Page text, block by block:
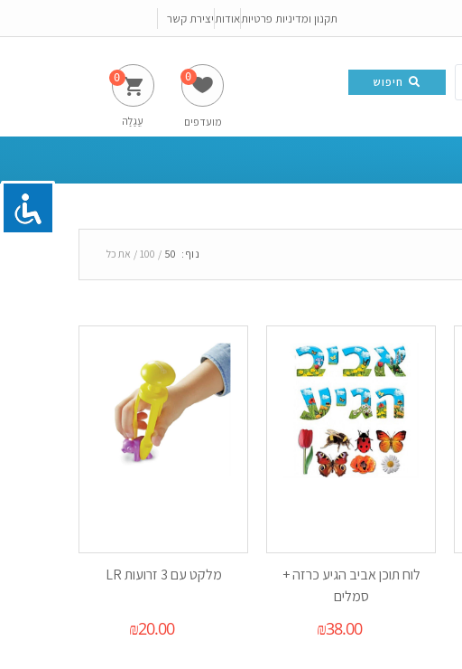
תקנון ומדיניות פרטיותאודותיצירת קשר
חיפוש
מועדפים
0
עֲגָלָה
נוף: 50
100 את כל
לוח תוכן אביב הגיע כרזה +
סמלים
₪38.00
מלקט עם 3 זרועות LR
₪20.00